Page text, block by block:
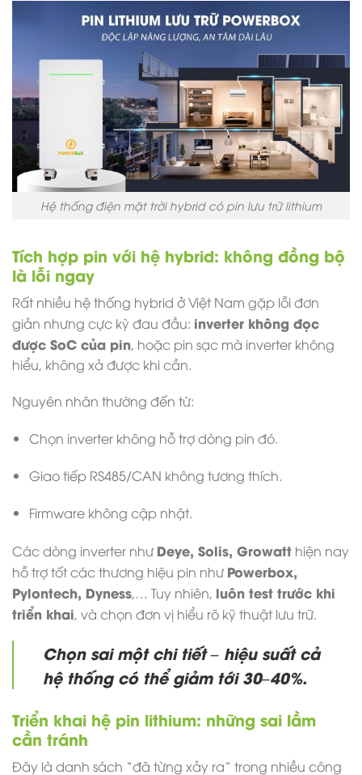
Hệ thống điện mặt trời hybrid có pin lưu trữ lithium
Tích hợp pin với hệ hybrid: không đồng bộ
là lỗi ngay
Rất nhiều hệ thống hybrid ở Việt Nam gặp lỗi đơn
giản nhưng cực kỳ đau đầu: inverter không đọc
được SoC của pin, hoặc pin sạc mà inverter không
hiểu, không xả được khi cần.
Nguyên nhân thường đến từ:
Chọn inverter không hỗ trợ dòng pin đó.
Giao tiếp RS485/CAN không tương thích.
Firmware không cập nhật.
Các dòng inverter như Deye, Solis, Growatt hiện nay
hỗ trợ tốt các thương hiệu pin như Powerbox,
Pylontech, Dyness,… Tuy nhiên, luôn test trước khi
triển khai, và chọn đơn vị hiểu rõ kỹ thuật lưu trữ.
Chọn sai một chi tiết – hiệu suất cả
hệ thống có thể giảm tới 30–40%.
Triển khai hệ pin lithium: những sai lầm
cần tránh
Đây là danh sách “đã từng xảy ra” trong nhiều công